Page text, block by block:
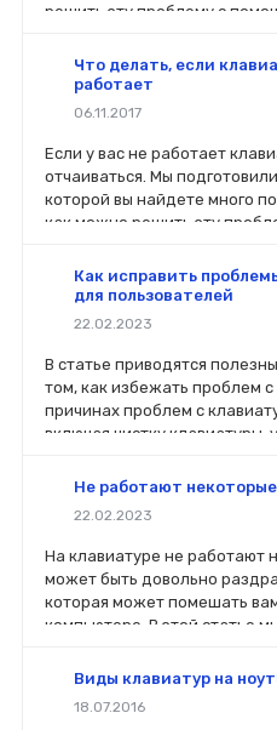
решить эту проблему с
по восстановлению работы
помогут вам избежать
Что делать, если
работает
06.11.2017
Если у вас не работает
отчаиваться. Мы
которой вы найдете много
как можно решить эту
включения клавиатуры на
делать, если ничего не
вам быстро и эффективно
Как исправить
для пользователей
22.02.2023
В статье приводятся
том, как избежать проблем
причинах проблем с
включая чистку клавиатуры,
использование программ
хорошем состоянии и
ней, этот материал для вас.
Не работают
22.02.2023
На клавиатуре не работают
может быть довольно
которая может помешать
компьютере. В этой статье
решить эту проблему. Мы
также как заменить кнопки.
Виды клавиатур на
18.07.2016